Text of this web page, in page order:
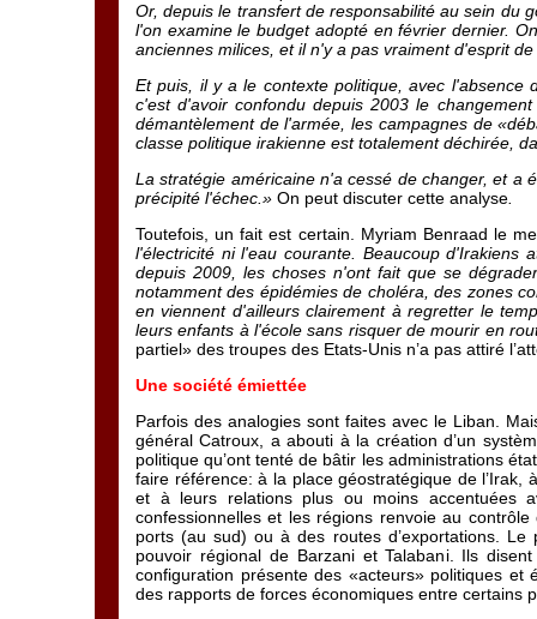
Or, depuis le transfert de responsabilité au sein du
l'on examine le budget adopté en février dernier.
anciennes milices, et il n'y a pas vraiment d'esprit
Et puis, il y a le contexte politique, avec l'absence
c'est d'avoir confondu depuis 2003 le
démantèlement de l'armée, les campagnes de
classe politique irakienne est totalement déchirée,
La stratégie américaine n'a cessé de changer, et a
précipité l'échec.» On peut discuter cette analyse
Toutefois, un fait est certain. Myriam Benraad le
l'électricité ni l'eau courante. Beaucoup d'Irakiens
depuis 2009, les choses n'ont fait que se
notamment des épidémies de choléra, des zones
en viennent d'ailleurs clairement à regretter le
leurs enfants à l'école sans risquer de mourir en
partiel» des troupes des Etats-Unis n’a pas attiré
Une société émiettée
Parfois des analogies sont faites avec le Liban.
général Catroux, a abouti à la création d’un
politique qu’ont tenté de bâtir les administrations
faire référence: à la place géostratégique de
et à leurs relations plus ou moins accentuées
confessionnelles et les régions renvoie au
ports (au sud) ou à des routes d’exportations.
pouvoir régional de Barzani et Talabani. Ils
configuration présente des «acteurs» politiques et
des rapports de forces économiques entre certains